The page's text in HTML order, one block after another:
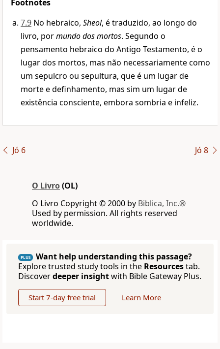
Footnotes
7.9 No hebraico, Sheol, é traduzido, ao longo do
livro, pormundo dos mortos. Segundo o
pensamento hebraico do Antigo Testamento, é o
lugar dos mortos, mas não necessariamente como
um sepulcro ou sepultura, que é um lugar de
morte e definhamento, mas sim um lugar de
existência consciente, embora sombria e infeliz.
Jó 6 Jó 8
O Livro(OL)
O Livro Copyright © 2000 by Biblica, Inc.®
Used by permission. All rights reserved
worldwide.
PLUS
Want help understanding this passage?
Explore trusted study tools in the Resourcestab.
Discoverdeeper insightwith Bible Gateway Plus.
Start 7-day free trial Learn More